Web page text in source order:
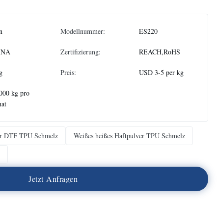
Modellnummer: ES220
Zertifizierung: REACH,RoHS
Preis: USD 3-5 per kg
kg pro
DTF TPU Schmelz
Weißes heißes Haftpulver TPU Schmelz
Jetzt Anfragen